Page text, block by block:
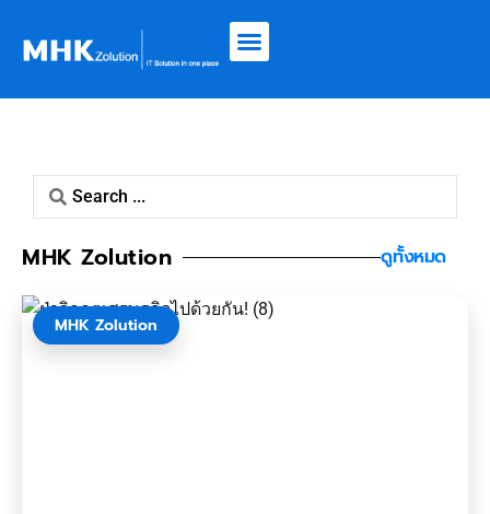
MHK Zolution ดูทั้งหมด
MHK Zolution